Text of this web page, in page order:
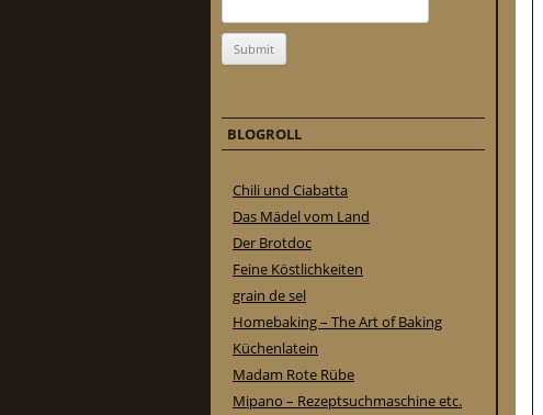
BLOGROLL
Chili und Ciabatta
Das Mädel vom Land
Der Brotdoc
Feine Köstlichkeiten
grain de sel
Homebaking – The Art of Baking
Küchenlatein
Madam Rote Rübe
Mipano – Rezeptsuchmaschine etc.